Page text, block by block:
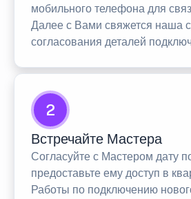
мобильного телефона для
Далее с Вами свяжется наша
согласования деталей
2
Встречайте Мастера
Согласуйте с Мастером дату
предоставьте ему доступ в
Работы по подключению